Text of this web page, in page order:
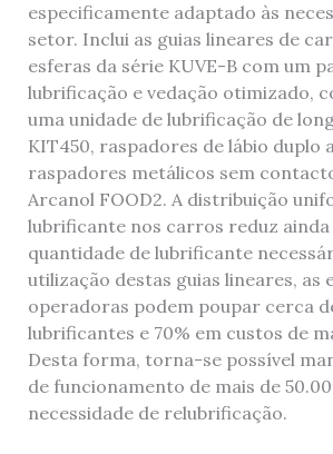
especificamente adaptado às
setor. Inclui as guias lineares de
esferas da série KUVE-B com um
lubrificação e vedação otimizado,
uma unidade de lubrificação de
KIT450, raspadores de lábio duplo
raspadores metálicos sem
Arcanol FOOD2. A distribuição
lubrificante nos carros reduz ainda
quantidade de lubrificante
utilização destas guias lineares, as
operadoras podem poupar cerca
lubrificantes e 70% em custos de
Desta forma, torna-se possível
de funcionamento de mais de
necessidade de relubrificação.